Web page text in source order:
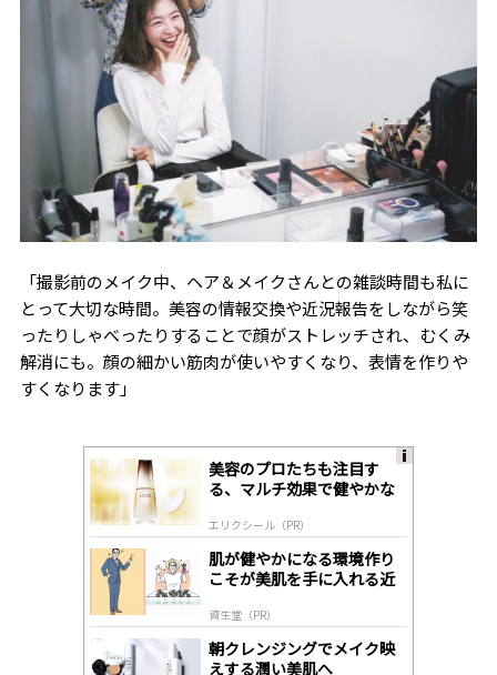
「撮影前のメイク中、ヘア＆メイクさんとの雑談時間も私に
とって大切な時間。美容の情報交換や近況報告をしながら笑
ったりしゃべったりすることで顔がストレッチされ、むくみ
解消にも。顔の細かい筋肉が使いやすくなり、表情を作りや
すくなります」
美容のプロたちも注目す
る、マルチ効果で健やかな
エリクシール（PR）
肌が健やかになる環境作り
こそが美肌を手に入れる近
資生堂（PR）
朝クレンジングでメイク映
えする潤い美肌へ